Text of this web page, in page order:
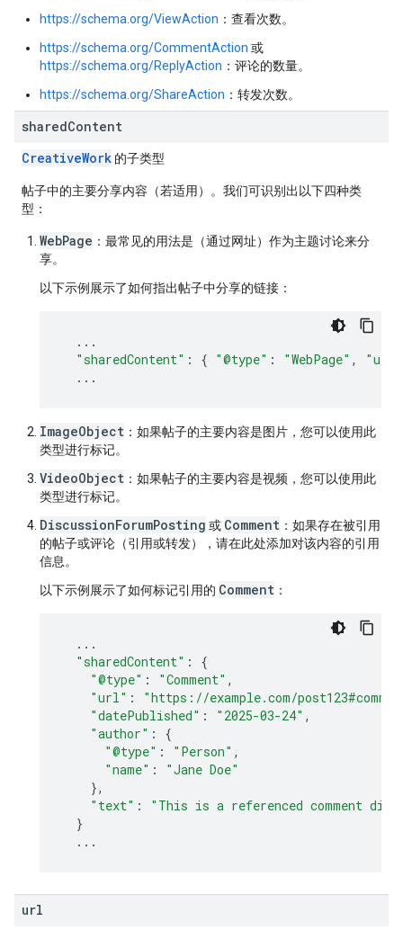
https://schema.org/ViewAction ：查看次数。
https://schema.org/CommentAction 或
https://schema.org/ReplyAction ：评论的数量。
https://schema.org/ShareAction ：转发次数。
sharedContent
CreativeWork 的子类型
帖子中的主要分享内容（若适用）。我们可识别出以下四种类
型：
WebPage ：最常见的用法是（通过网址）作为主题讨论来分
享。
以下示例展示了如何指出帖子中分享的链接：
...
"sharedContent" : { "@type" : "WebPage" ,
"url"
...
ImageObject ：如果帖子的主要内容是图片，您可以使用此
类型进行标记。
VideoObject ：如果帖子的主要内容是视频，您可以使用此
类型进行标记。
DiscussionForumPosting 或 Comment ：如果存在被引用
的帖子或评论（引用或转发），请在此处添加对该内容的引用
信息。
以下示例展示了如何标记引用的 Comment ：
...
"sharedContent" :
{
"@type" : "Comment" ,
"url" :
"https://example.com/
"datePublished" : "2025-03-24" ,
"author" :
{
"@type" : "Person" ,
"name" :
"Jane Doe"
},
"text" :
"This is a referenced comment
}
...
url